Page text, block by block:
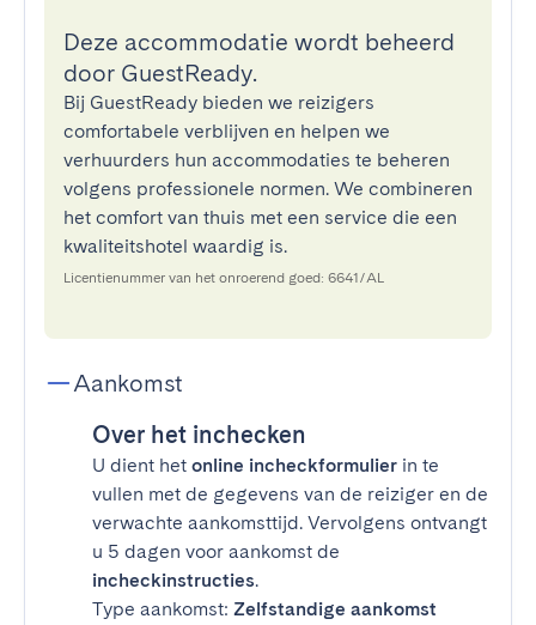
Deze accommodatie wordt beheerd
door GuestReady.
Bij GuestReady bieden we reizigers
comfortabele verblijven en helpen we
verhuurders hun accommodaties te beheren
volgens professionele normen. We combineren
het comfort van thuis met een service die een
kwaliteitshotel waardig is.
Licentienummer van het onroerend goed: 6641/AL
Aankomst
Over het inchecken
U dient het online incheckformulier in te
vullen met de gegevens van de reiziger en de
verwachte aankomsttijd. Vervolgens ontvangt
u 5 dagen voor aankomst de
incheckinstructies.
Type aankomst: Zelfstandige aankomst